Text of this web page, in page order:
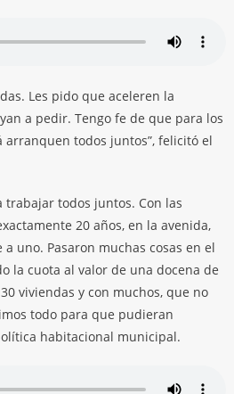
Les pido que aceleren la
a pedir. Tengo fe de que para los
arranquen todos juntos”, felicitó el
trabajar todos juntos. Con las
20 años, en la avenida,
uno. Pasaron muchas cosas en el
la cuota al valor de una docena de
viviendas y con muchos, que no
todo para que pudieran
habitacional municipal.